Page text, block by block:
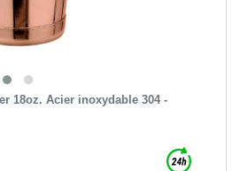
18oz. Acier inoxydable 304 -